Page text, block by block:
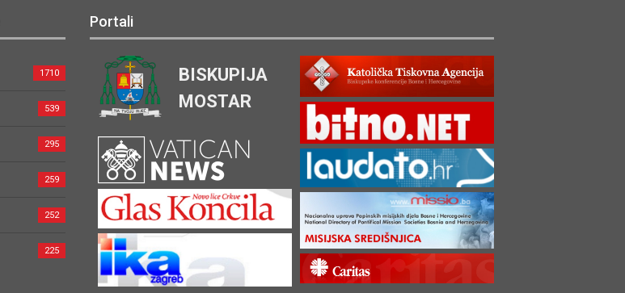
1710
539
295
259
252
225
Portali
BISKUPIJA
MOSTAR